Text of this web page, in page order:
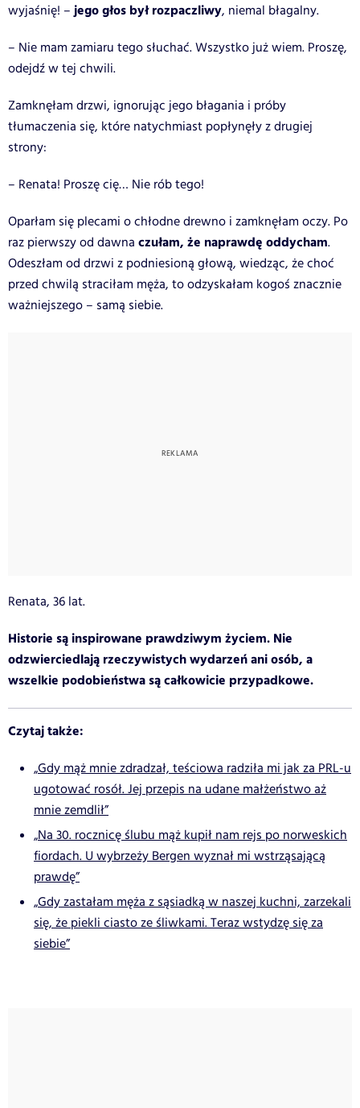
wyjaśnię! –jego głos był rozpaczliwy, niemal błagalny.
– Nie mam zamiaru tego słuchać. Wszystko już wiem. Proszę,
odejdź w tej chwili.
Zamknęłam drzwi, ignorując jego błagania i próby
tłumaczenia się, które natychmiast popłynęły z drugiej
strony:
– Renata! Proszę cię… Nie rób tego!
Oparłam się plecami o chłodne drewno i zamknęłam oczy. Po
raz pierwszy od dawna czułam, że naprawdę oddycham.
Odeszłam od drzwi z podniesioną głową, wiedząc, że choć
przed chwilą straciłam męża, to odzyskałam kogoś znacznie
ważniejszego – samą siebie.
Renata, 36 lat.
Historie są inspirowane prawdziwym życiem. Nie
odzwierciedlają rzeczywistych wydarzeń ani osób, a
wszelkie podobieństwa są całkowicie przypadkowe.
Czytaj także:
„Gdy mąż mnie zdradzał, teściowa radziła mi jak za PRL-u
ugotować rosół. Jej przepis na udane małżeństwo aż
mnie zemdlił”
„Na 30. rocznicę ślubu mąż kupił nam rejs po norweskich
fiordach. U wybrzeży Bergen wyznał mi wstrząsającą
prawdę”
„Gdy zastałam męża z sąsiadką w naszej kuchni, zarzekali
się, że piekli ciasto ze śliwkami. Teraz wstydzę się za
siebie”